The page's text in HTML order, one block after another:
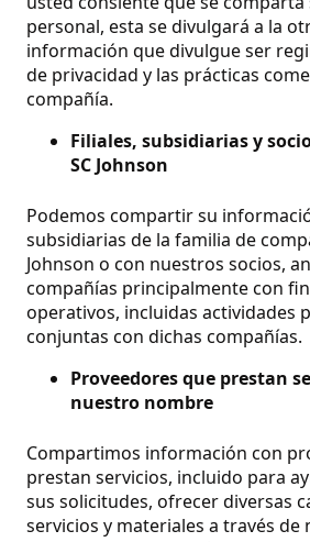
personal, esta se divulgará a la
información que divulgue ser
de privacidad y las prácticas
compañía.
Filiales, subsidiarias y
SC Johnson
Podemos compartir su
subsidiarias de la familia de
Johnson o con nuestros socios,
compañías principalmente con
operativos, incluidas actividades
conjuntas con dichas compañías.
Proveedores que prestan
nuestro nombre
Compartimos información con
prestan servicios, incluido para
sus solicitudes, ofrecer diversas
servicios y materiales a través de